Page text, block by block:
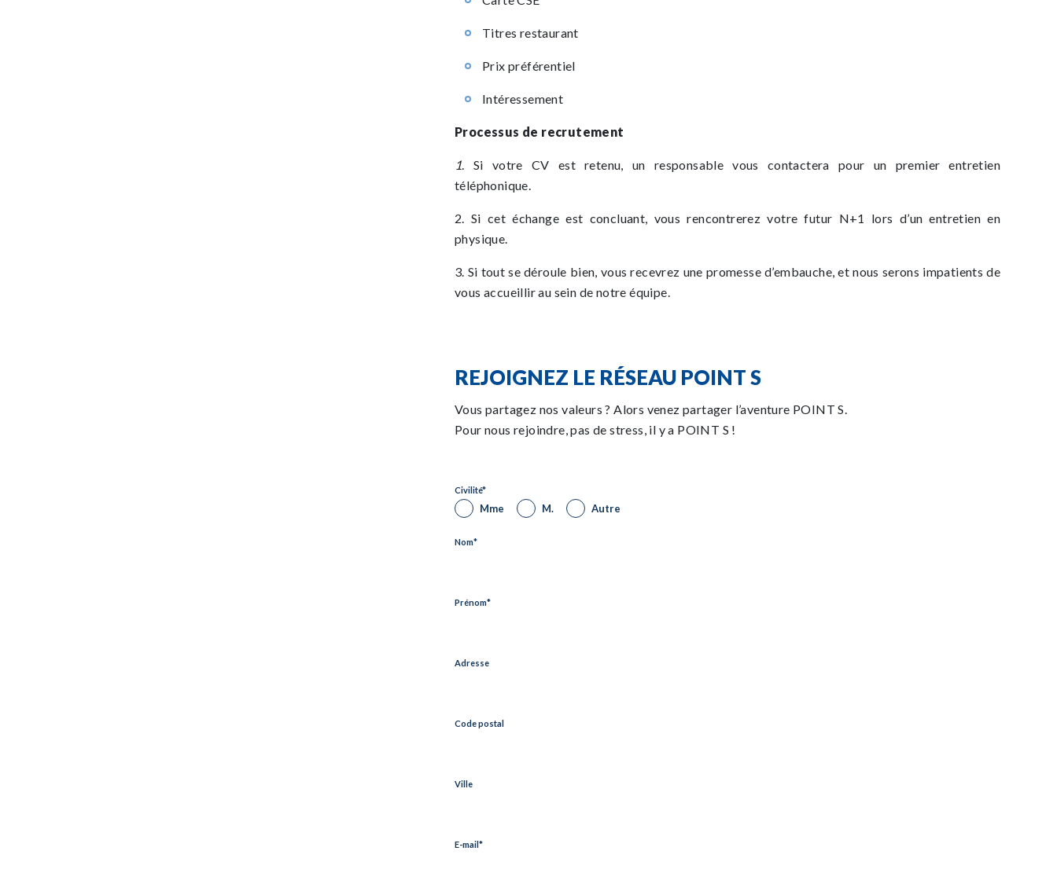
Titres restaurant
Prix préférentiel
Intéressement
Processus de recrutement
1. Si votre CV est retenu, un responsable vous contactera pour un premier entretien
téléphonique.
2. Si cet échange est concluant, vous rencontrerez votre futur N+1 lors d’un entretien en
physique.
3. Si tout se déroule bien, vous recevrez une promesse d’embauche, et nous serons impatients de
vous accueillir au sein de notre équipe.
REJOIGNEZ LE RÉSEAU POINT S
Vous partagez nos valeurs ? Alors venez partager l’aventure POINT S.
Pour nous rejoindre, pas de stress, il y a POINT S !
Civilité*
Mme M. Autre
Nom*
Prénom*
Adresse
Code postal
Ville
E-mail*